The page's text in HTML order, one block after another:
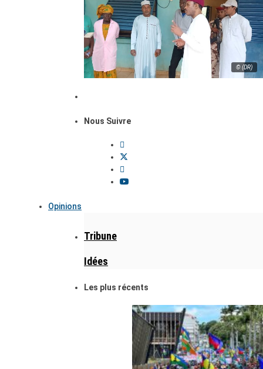
© (DR)
Nous Suivre
Opinions
Tribune
Idées
Les plus récents